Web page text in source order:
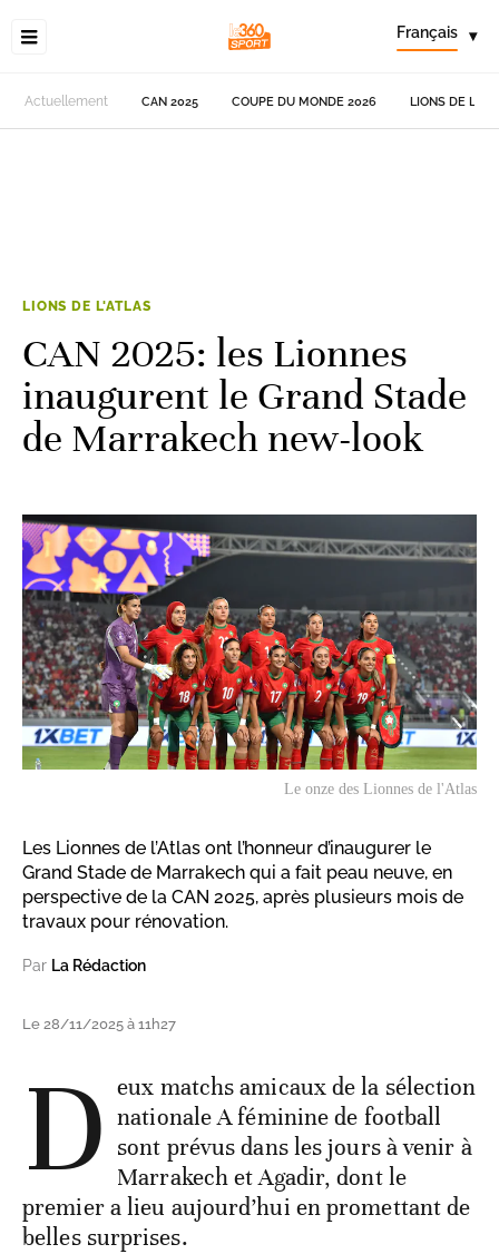
Français ▾
Actuellement CAN 2025 COUPE DU MONDE 2026 LIONS DE
LIONS DE L'ATLAS
CAN 2025: les Lionnes
inaugurent le Grand Stade
de Marrakech new-look
Le onze des Lionnes de l'Atlas
Les Lionnes de l’Atlas ont l’honneur d’inaugurer le
Grand Stade de Marrakech qui a fait peau neuve, en
perspective de la CAN 2025, après plusieurs mois de
travaux pour rénovation.
Par La Rédaction
Le 28/11/2025 à 11h27
D eux matchs amicaux de la sélection
nationale A féminine de football
sont prévus dans les jours à venir à
Marrakech et Agadir, dont le
premier a lieu aujourd’hui en promettant de
belles surprises.